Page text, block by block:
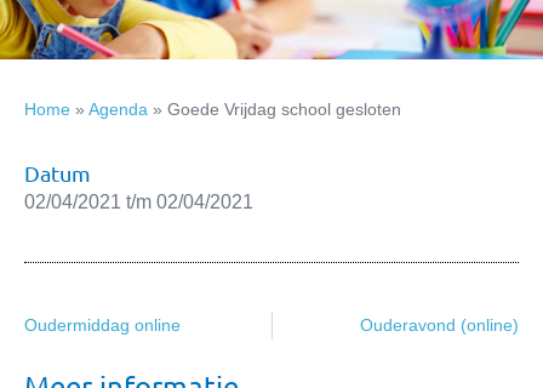
Home » Agenda » Goede Vrijdag school gesloten
Datum
02/04/2021 t/m 02/04/2021
Oudermiddag online Ouderavond (online)